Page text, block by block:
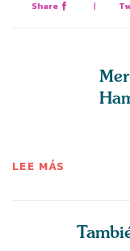
Share |
LEE MÁS